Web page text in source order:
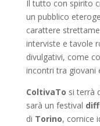
Il tutto con spirito
un pubblico
carattere
interviste e tavole
divulgativi, come
incontri tra giovani
ColtivaTo si terrà
sarà un festival
di Torino, cornice